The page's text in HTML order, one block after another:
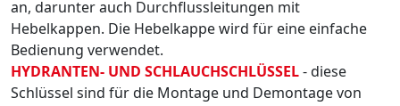
an, darunter auch Durchflussleitungen mit
Hebelkappen. Die Hebelkappe wird für eine einfache
Bedienung verwendet.
HYDRANTEN- UND SCHLAUCHSCHLÜSSEL- diese
Schlüssel sind für die Montage und Demontage von